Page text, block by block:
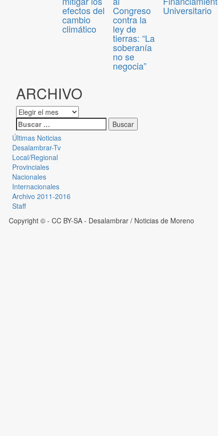
efectos del
cambio
climático
Congreso
contra la
ley de
tierras: “La
soberanía
no se
negocia”
Universitario
ARCHIVO
Últimas Noticias
Desalambrar-Tv
Local/Regional
Provinciales
Nacionales
Internacionales
Archivo 2011-2016
Staff
Copyright © - CC BY-SA - Desalambrar / Noticias de Moreno